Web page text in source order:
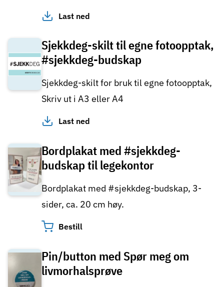
Last ned
Sjekkdeg-skilt til egne fotoopptak,
#sjekkdeg-budskap
Sjekkdeg-skilt for bruk til egne fotoopptak,
Skriv ut i A3 eller A4
Last ned
Bordplakat med #sjekkdeg-
budskap til legekontor
Bordplakat med #sjekkdeg-budskap, 3-
sider, ca. 20 cm høy.
Bestill
Pin/button med Spør meg om
livmorhalsprøve